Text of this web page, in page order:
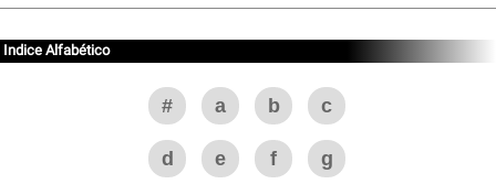
Indice Alfabético
# a b c
d e f g